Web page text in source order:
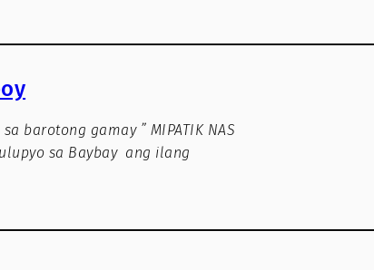
barotong gamay ” MIPATIK NAS
sa Baybay ang ilang